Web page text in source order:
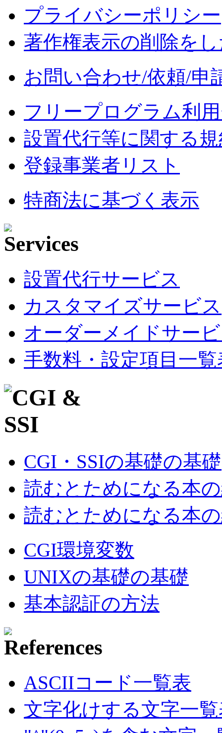
プライバシーポリシー
著作権表示の削除を
お問い合わせ/依頼/申
フリープログラム利
設置代行等に関する
登録事業者リスト
特商法に基づく表示
設置代行サービス
カスタマイズサービス
オーダーメイドサー
手数料・設定項目一覧
CGI・SSIの基礎の基礎
読むとためになる本
読むとためになる本
CGI環境変数
UNIXの基礎の基礎
基本認証の方法
ASCIIコード一覧表
文字化けする文字一